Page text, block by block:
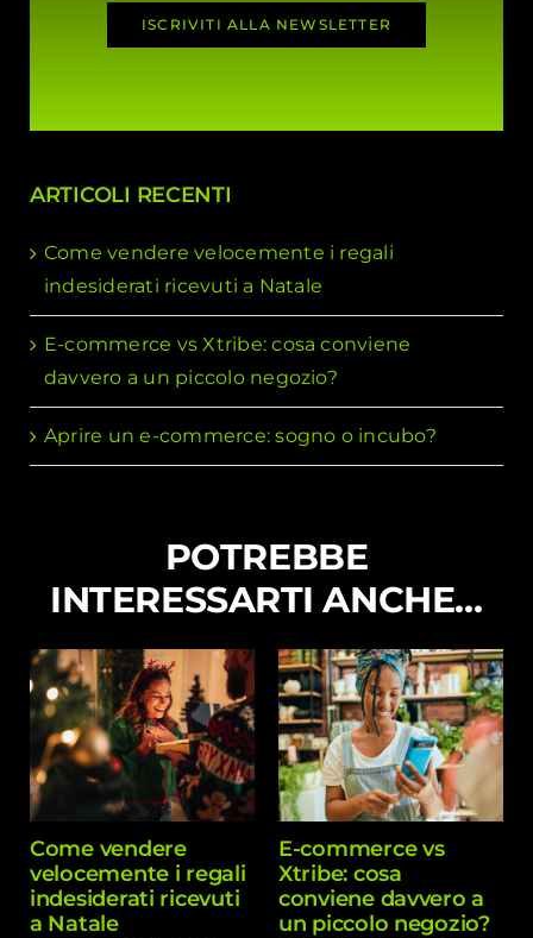
ISCRIVITI ALLA NEWSLETTER
ARTICOLI RECENTI
Come vendere velocemente i regali
indesiderati ricevuti a Natale
E-commerce vs Xtribe: cosa conviene
davvero a un piccolo negozio?
Aprire un e-commerce: sogno o incubo?
POTREBBE
INTERESSARTI ANCHE…
Come vendere
velocemente i regali
indesiderati ricevuti
a Natale
E-commerce vs
Xtribe: cosa
conviene davvero a
un piccolo negozio?